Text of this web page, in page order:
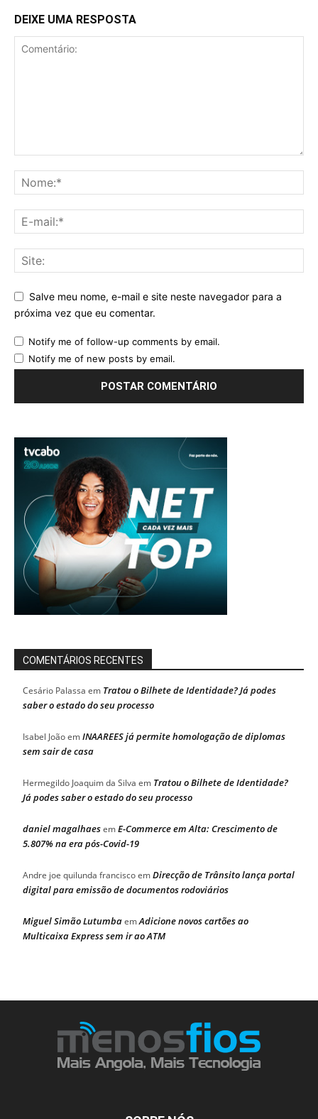
DEIXE UMA RESPOSTA
Salve meu nome, e-mail e site neste navegador para a
próxima vez que eu comentar.
Notify me of follow-up comments by email.
Notify me of new posts by email.
COMENTÁRIOS RECENTES
Cesário Palassa em Tratou o Bilhete de Identidade? Já podes
saber o estado do seu processo
Isabel JoãoemINAAREES já permite homologação de diplomas
sem sair de casa
Hermegildo Joaquim da Silva em Tratou o Bilhete de Identidade?
Já podes saber o estado do seu processo
daniel magalhaesemE-Commerce em Alta: Crescimento de
5.807% na era pós-Covid-19
Andre joe quilunda franciscoemDirecção de Trânsito lança portal
digital para emissão de documentos rodoviários
Miguel Simão LutumbaemAdicione novos cartões ao
Multicaixa Express sem ir ao ATM